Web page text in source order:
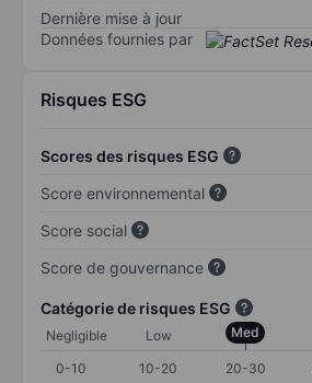
Dernière mise à jour
Données fournies par
Risques ESG
Scores des risques ESG
Score environnemental
Score social
Score de gouvernance
Catégorie de risques ESG
Negligible Low Med
0-10
10-20 20-30